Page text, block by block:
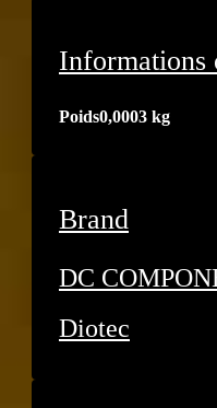
Informations
Poids0,0003 kg
Brand
DC
Diotec